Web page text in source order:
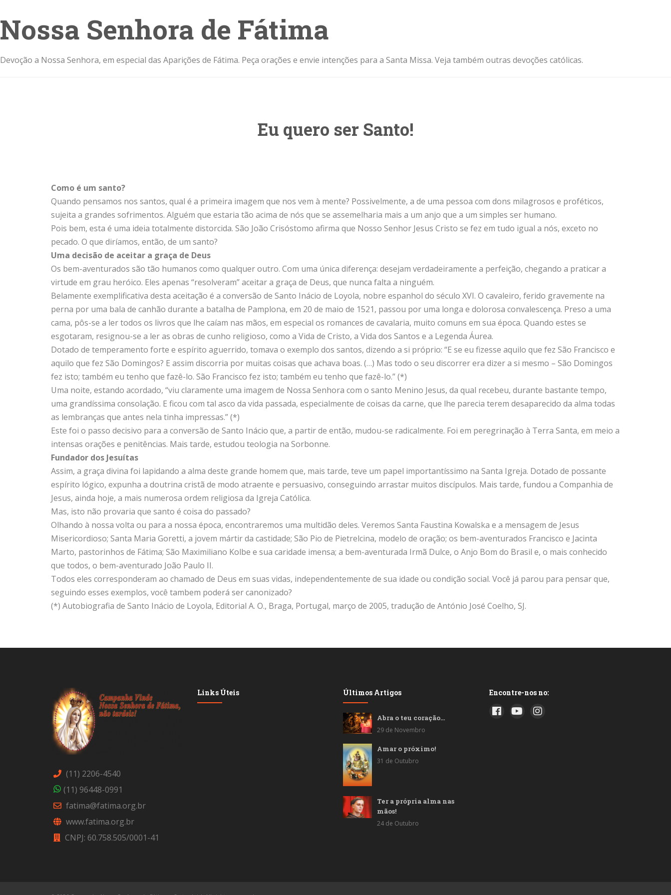
Nossa Senhora de Fátima
Devoção a Nossa Senhora, em especial das Aparições de Fátima. Peça orações e envie intenções para a Santa Missa. Veja também outras devoções católicas.
Eu quero ser Santo!
Como é um santo?
Quando pensamos nos santos, qual é a primeira imagem que nos vem à mente? Possivelmente, a de uma pessoa com dons milagrosos e proféticos,
sujeita a grandes sofrimentos. Alguém que estaria tão acima de nós que se assemelharia mais a um anjo que a um simples ser humano.
Pois bem, esta é uma ideia totalmente distorcida. São João Crisóstomo afirma que Nosso Senhor Jesus Cristo se fez em tudo igual a nós, exceto no
pecado. O que diríamos, então, de um santo?
Uma decisão de aceitar a graça de Deus
Os bem-aventurados são tão humanos como qualquer outro. Com uma única diferença: desejam verdadeiramente a perfeição, chegando a praticar a
virtude em grau heróico. Eles apenas “resolveram” aceitar a graça de Deus, que nunca falta a ninguém.
Belamente exemplificativa desta aceitação é a conversão de Santo Inácio de Loyola, nobre espanhol do século XVI. O cavaleiro, ferido gravemente na
perna por uma bala de canhão durante a batalha de Pamplona, em 20 de maio de 1521, passou por uma longa e dolorosa convalescença. Preso a uma
cama, pôs-se a ler todos os livros que lhe caíam nas mãos, em especial os romances de cavalaria, muito comuns em sua época. Quando estes se
esgotaram, resignou-se a ler as obras de cunho religioso, como a Vida de Cristo, a Vida dos Santos e a Legenda Áurea.
Dotado de temperamento forte e espírito aguerrido, tomava o exemplo dos santos, dizendo a si próprio: “E se eu fizesse aquilo que fez São Francisco e
aquilo que fez São Domingos? E assim discorria por muitas coisas que achava boas. (…) Mas todo o seu discorrer era dizer a si mesmo – São Domingos
fez isto; também eu tenho que fazê-lo. São Francisco fez isto; também eu tenho que fazê-lo.” (*)
Uma noite, estando acordado, “viu claramente uma imagem de Nossa Senhora com o santo Menino Jesus, da qual recebeu, durante bastante tempo,
uma grandíssima consolação. E ficou com tal asco da vida passada, especialmente de coisas da carne, que lhe parecia terem desaparecido da alma todas
as lembranças que antes nela tinha impressas.” (*)
Este foi o passo decisivo para a conversão de Santo Inácio que, a partir de então, mudou-se radicalmente. Foi em peregrinação à Terra Santa, em meio a
intensas orações e penitências. Mais tarde, estudou teologia na Sorbonne.
Fundador dos Jesuítas
Assim, a graça divina foi lapidando a alma deste grande homem que, mais tarde, teve um papel importantíssimo na Santa Igreja. Dotado de possante
espírito lógico, expunha a doutrina cristã de modo atraente e persuasivo, conseguindo arrastar muitos discípulos. Mais tarde, fundou a Companhia de
Jesus, ainda hoje, a mais numerosa ordem religiosa da Igreja Católica.
Mas, isto não provaria que santo é coisa do passado?
Olhando à nossa volta ou para a nossa época, encontraremos uma multidão deles. Veremos Santa Faustina Kowalska e a mensagem de Jesus
Misericordioso; Santa Maria Goretti, a jovem mártir da castidade; São Pio de Pietrelcina, modelo de oração; os bem-aventurados Francisco e Jacinta
Marto, pastorinhos de Fátima; São Maximiliano Kolbe e sua caridade imensa; a bem-aventurada Irmã Dulce, o Anjo Bom do Brasil e, o mais conhecido
que todos, o bem-aventurado João Paulo II.
Todos eles corresponderam ao chamado de Deus em suas vidas, independentemente de sua idade ou condição social. Você já parou para pensar que,
seguindo esses exemplos, você tambem poderá ser canonizado?
(*) Autobiografia de Santo Inácio de Loyola, Editorial A. O., Braga, Portugal, março de 2005, tradução de António José Coelho, SJ.
(11) 2206-4540
(11) 96448-0991
fatima@fatima.org.br
www.fatima.org.br
CNPJ: 60.758.505/0001-41
Links Úteis Últimos Artigos
Abra o teu coração…
29 de Novembro
Amar o próximo!
31 de Outubro
Ter a própria alma nas
mãos!
24 de Outubro
Encontre-nos no: